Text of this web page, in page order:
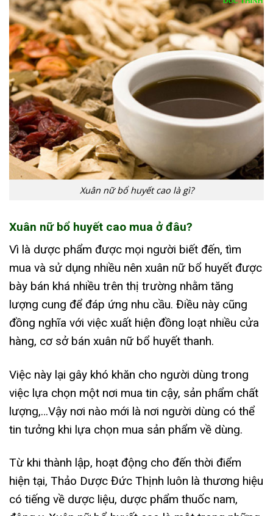
Xuân nữ bổ huyết cao là gì?
Xuân nữ bổ huyết cao mua ở đâu?
Vì là dược phẩm được mọi người biết đến, tìm
mua và sử dụng nhiều nên xuân nữ bổ huyết được
bày bán khá nhiều trên thị trường nhằm tăng
lượng cung để đáp ứng nhu cầu. Điều này cũng
đồng nghĩa với việc xuất hiện đồng loạt nhiều cửa
hàng, cơ sở bán xuân nữ bổ huyết thanh.
Việc này lại gây khó khăn cho người dùng trong
việc lựa chọn một nơi mua tin cậy, sản phẩm chất
lượng,…Vậy nơi nào mới là nơi người dùng có thể
tin tưởng khi lựa chọn mua sản phẩm về dùng.
Từ khi thành lập, hoạt động cho đến thời điểm
hiện tại, Thảo Dược Đức Thịnh luôn là thương hiệu
có tiếng về dược liệu, dược phẩm thuốc nam,